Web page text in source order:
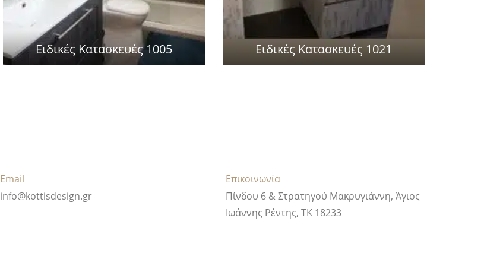
Ειδικές Κατασκευές 1005 Ειδικές Κατασκευές 1021
Email
info@kottisdesign.gr
Επικοινωνία
Πίνδου 6 & Στρατηγού Μακρυγιάννη, Άγιος
Ιωάννης Ρέντης, ΤΚ 18233